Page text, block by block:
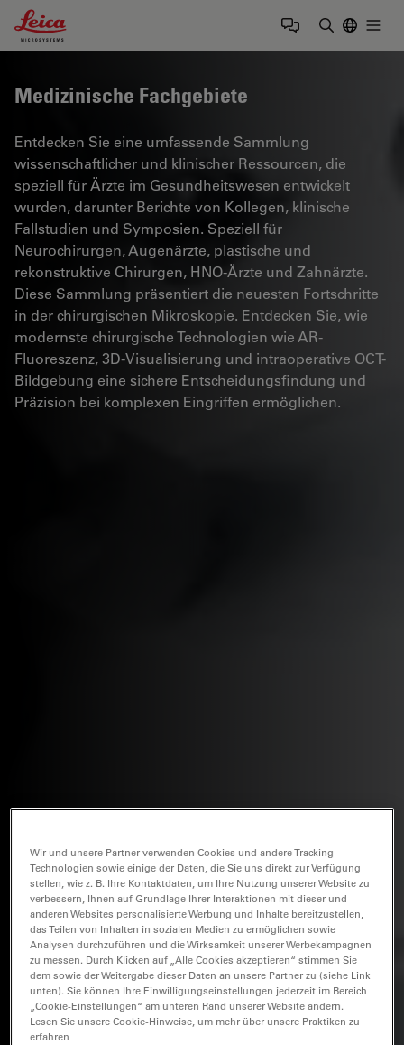
Leica Microsystems Logo
Medizinische Fachgebiete
Entdecken Sie eine umfassende Sammlung
wissenschaftlicher und klinischer Ressourcen, die
speziell für Ärzte im Gesundheitswesen entwickelt
wurden, darunter Berichte von Kollegen, klinische
Fallstudien und Symposien. Speziell für
Neurochirurgen, Augenärzte, plastische und
rekonstruktive Chirurgen, HNO-Ärzte und Zahnärzte.
Diese Sammlung präsentiert die neuesten Fortschritte
in der chirurgischen Mikroskopie. Entdecken Sie, wie
modernste chirurgische Technologien wie AR-
Fluoreszenz, 3D-Visualisierung und intraoperative OCT-
Bildgebung eine sichere Entscheidungsfindung und
Präzision bei komplexen Eingriffen ermöglichen.
Wir und unsere Partner verwenden Cookies und andere Tracking-
Technologien sowie einige der Daten, die Sie uns direkt zur Verfügung
stellen, wie z. B. Ihre Kontaktdaten, um Ihre Nutzung unserer Website zu
verbessern, Ihnen auf Grundlage Ihrer Interaktionen mit dieser und
anderen Websites personalisierte Werbung und Inhalte bereitzustellen,
das Teilen von Inhalten in sozialen Medien zu ermöglichen sowie
Analysen durchzuführen und die Wirksamkeit unserer Werbekampagnen
zu messen. Durch Klicken auf „Alle Cookies akzeptieren“ stimmen Sie
dem sowie der Weitergabe dieser Daten an unsere Partner zu (siehe Link
unten). Sie können Ihre Einwilligungseinstellungen jederzeit im Bereich
„Cookie-Einstellungen“ am unteren Rand unserer Website ändern.
Lesen Sie unsere Cookie-Hinweise, um mehr über unsere Praktiken zu
erfahren